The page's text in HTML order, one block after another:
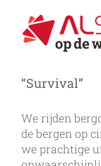
inhoud
“Survival”
We rijden
de bergen op
we prachtige